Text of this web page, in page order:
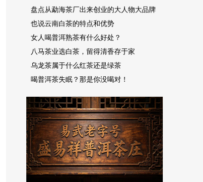
盘点从勐海茶厂出来创业的大人物大品牌
也说云南白茶的特点和优势
女人喝普洱熟茶有什么好处？
八马茶业选白茶，留得清香存于家
乌龙茶属于什么红茶还是绿茶
喝普洱茶失眠？那是你没喝对！